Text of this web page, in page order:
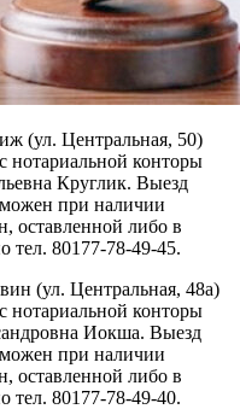
(ул. Центральная, 50)
нотариальной конторы
Круглик. Выезд
при наличии
оставленной либо в
тел. 80177-78-49-45.
(ул. Центральная, 48а)
нотариальной конторы
Иокша. Выезд
при наличии
оставленной либо в
тел. 80177-78-49-40.